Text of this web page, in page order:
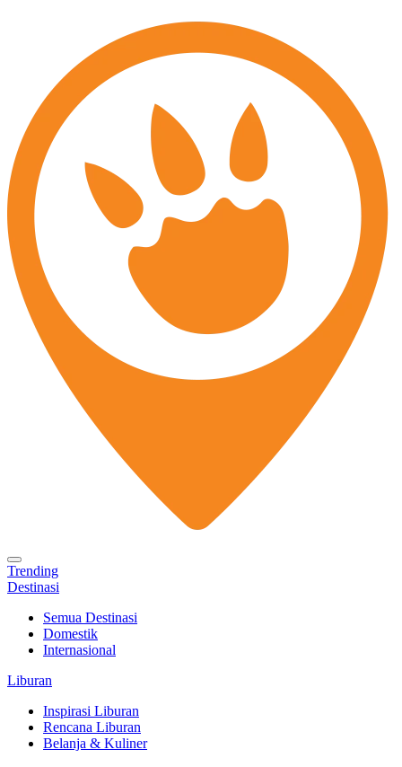
Trending
Destinasi
Semua Destinasi
Domestik
Internasional
Liburan
Inspirasi Liburan
Rencana Liburan
Belanja & Kuliner